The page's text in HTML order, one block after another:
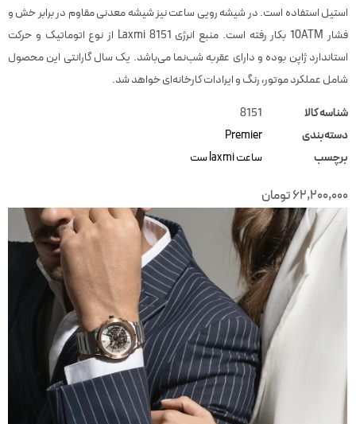
استفاده است. در شیشه رویی ساعت نیز شیشه معدنی مقاوم در برابر خش و
فشار 10ATM بکار رفته است. منبع انرژی Laxmi 8151 از نوع اتوماتیک و حرکت
ژاپن بوده و دارای عقربه شب‌نما می‌باشد. یک سال گارانتی این محصول
عملکرد موتور، رنگ و ایرادات کارخانه‌ای خواهد شد.
کالا
8151
Premier
ساعت laxmi ست
تومان